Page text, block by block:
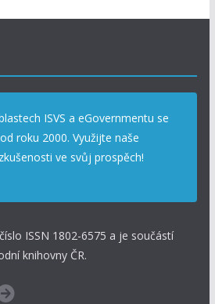
ISVS a eGovernmentu se
roku 2000. Využijte naše
ve svůj prospěch!
ISSN 1802-6575 a je součástí
knihovny ČR.